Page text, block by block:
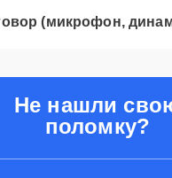
(микрофон,
Не нашли
поломку?